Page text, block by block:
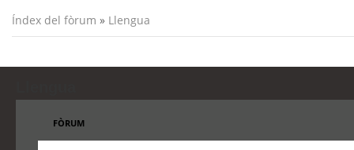
Índex del fòrum » Llengua
FÒRUM